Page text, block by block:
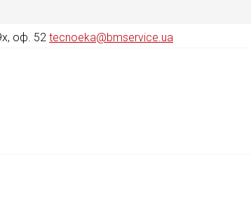
оф. 52 tecnoeka@bmservice.ua